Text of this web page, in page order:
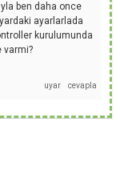
ben daha once
ayarlarlada
kurulumunda
varmi?